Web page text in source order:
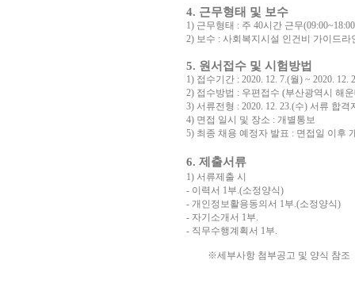
4. 근무형태 및 보수
1) 근무형태 : 주 40시간 근무
2) 보수 : 사회복지시설 인건비 가이드라
5. 원서접수 및 시험방법
1) 접수기간 : 2020. 12. 7.(월) ~ 2020. 12.
2) 접수방법 : 우편접수 (부산광역시 해
3) 서류전형 : 2020. 12. 23.(수) 서류 합격
4) 면접 일시 및 장소 : 개별통보
5) 최종 채용 예정자 발표 : 면접일 이후
6. 제출서류
1) 서류제출 시
- 이력서 1부.(소정양식)
- 개인정보활용동의서 1부.(소정양식)
- 자기소개서 1부.
- 직무수행계획서 1부.
※세부사항 첨부공고 및 양식 참조